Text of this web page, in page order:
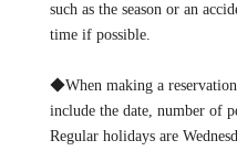
such as the season or an
time if possible.
◆When making a
include the date, number of
Regular holidays are